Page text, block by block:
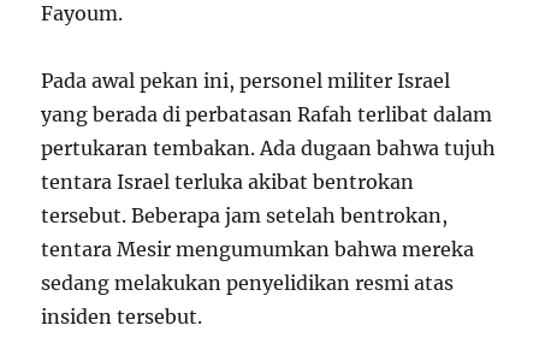
Fayoum.
Pada awal pekan ini, personel militer Israel
yang berada di perbatasan Rafah terlibat dalam
pertukaran tembakan. Ada dugaan bahwa tujuh
tentara Israel terluka akibat bentrokan
tersebut. Beberapa jam setelah bentrokan,
tentara Mesir mengumumkan bahwa mereka
sedang melakukan penyelidikan resmi atas
insiden tersebut.